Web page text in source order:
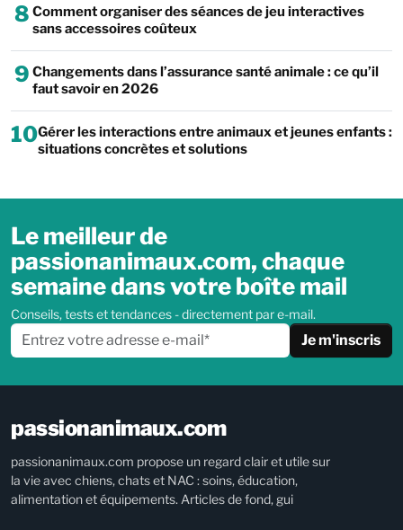
8 Comment organiser des séances de jeu interactives
sans accessoires coûteux
9 Changements dans l’assurance santé animale : ce qu’il
faut savoir en 2026
10Gérer les interactions entre animaux et jeunes enfants :
situations concrètes et solutions
Le meilleur de
passionanimaux.com, chaque
semaine dans votre boîte mail
Conseils, tests et tendances - directement par e-mail.
Je m'inscris
passionanimaux.com
passionanimaux.com propose un regard clair et utile sur
la vie avec chiens, chats et NAC : soins, éducation,
alimentation et équipements. Articles de fond, gui